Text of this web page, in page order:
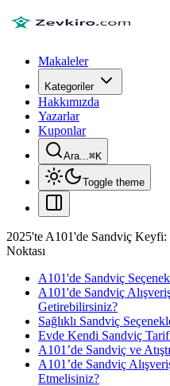
Makaleler
Kategoriler
Hakkımızda
Yazarlar
Kuponlar
Ara...⌘K
Toggle theme
2025'te A101'de Sandviç
Noktası
A101'de Sandviç
A101'de Sandviç
Getirebilirsiniz?
Sağlıklı Sandviç
Evde Kendi Sandviç
A101’de Sandviç ve
A101’de Sandviç
Etmelisiniz?